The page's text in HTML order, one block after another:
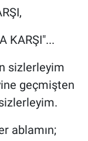
KARŞI"...
sizlerleyim
geçmişten
ablamın;